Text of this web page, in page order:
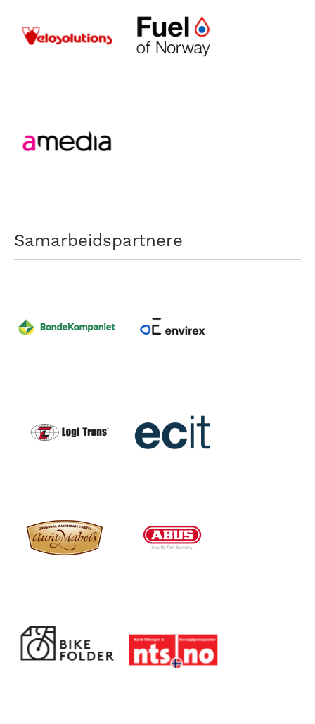
Samarbeidspartnere